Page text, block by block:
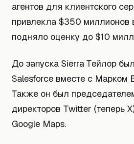
агентов для клиентского
привлекла $350 миллионов
подняло оценку до $10
До запуска Sierra Тейлор
Salesforce вместе с Марком
Также он был
директоров Twitter (теперь
Google Maps.